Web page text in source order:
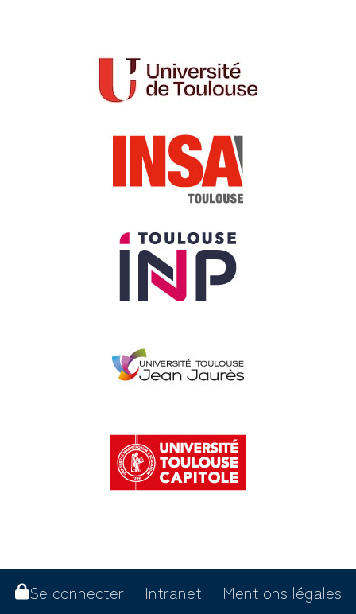
Se connecter Intranet Mentions légales